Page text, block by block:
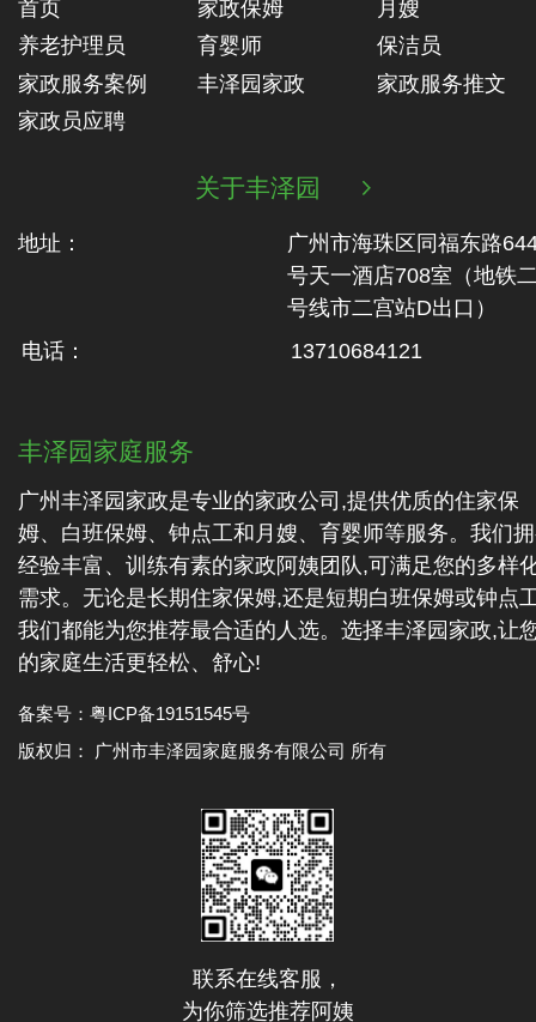
首页 家政保姆
月嫂
养老护理员
育婴师
保洁员
家政服务案例
丰泽园家政
家政服务推文
家政员应聘
关于丰泽园 
地址：
广州市海珠区同福东路
号天一酒店708室（地铁‬
号线市二‬宫站D出口）
电话：
13710684121
丰泽园家庭服务
广州丰泽园家政是专业的家政公司,提供优质的住家保
姆、白班保姆、钟点工和月嫂、育婴师等服务。我们
经验丰富、训练有素的家政阿姨团队,可满足您的多样
需求。无论是长期住家保姆,还是短期白班保姆或钟点
我们都能为您推荐最合适的人选。选择丰泽园家政,让
的家庭生活更轻松、舒心!
备案号： 粤ICP备19151545号
版权归： 广州市丰泽园家庭服务有限公司 所有
联系在线客服，
为你筛选推荐阿姨